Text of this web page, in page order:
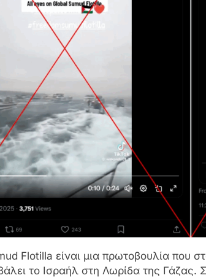
Flotilla είναι μια πρωτοβουλία που
το Ισραήλ στη Λωρίδα της Γάζας.